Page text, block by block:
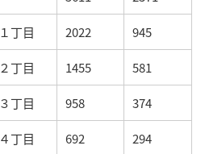
１丁目 2022 945
２丁目 1455 581
３丁目 958 374
４丁目 692 294